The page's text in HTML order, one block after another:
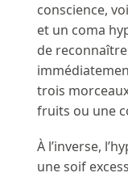
conscience,
et un coma
de
trois
fruits ou une
À l’inverse,
une soif